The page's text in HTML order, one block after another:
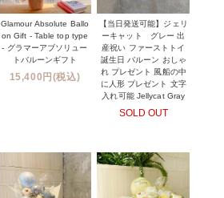
Glamour Absolute Ballo
on Gift - Table top type
- グラマーアブソリュー
トバルーンギフト
15,400円(税込)
【当日発送可能】ジェリ
ーキャット グレー 出
産祝い ファーストトイ
誕生日 バルーン おしゃ
れ プレゼント 風船の中
に人形 プレゼント 文字
入れ可能 Jellycat Gray
SOLD OUT